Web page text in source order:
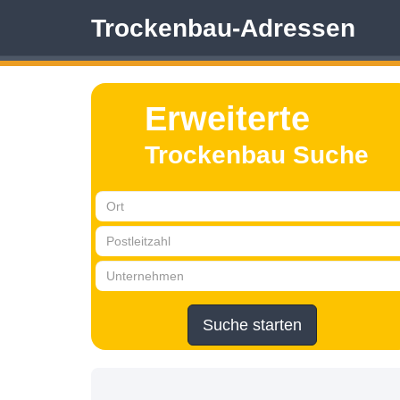
Trockenbau-Adressen
Erweiterte
Trockenbau Suche
Suche starten